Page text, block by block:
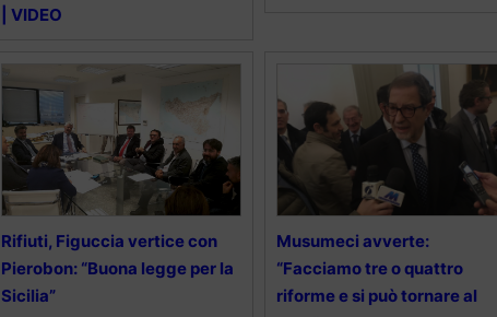
| VIDEO
Rifiuti, Figuccia vertice con
Pierobon: “Buona legge per la
Sicilia”
Musumeci avverte:
“Facciamo tre o quattro
riforme e si può tornare al